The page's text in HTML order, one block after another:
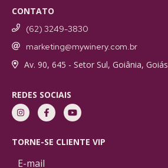
CONTATO
(62) 3249-3830
marketing@mywinery.com.br
Av. 90, 645 - Setor Sul, Goiânia, Goiás
REDES SOCIAIS
TORNE-SE CLIENTE VIP